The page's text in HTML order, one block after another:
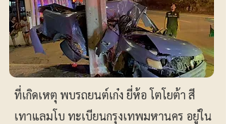
ที่เกิดเหตุ พบรถยนต์เก๋ง ยี่ห้อ โตโยต้า สี
เทาแลมโบ ทะเบียนกรุงเทพมหานคร อยู่ใน